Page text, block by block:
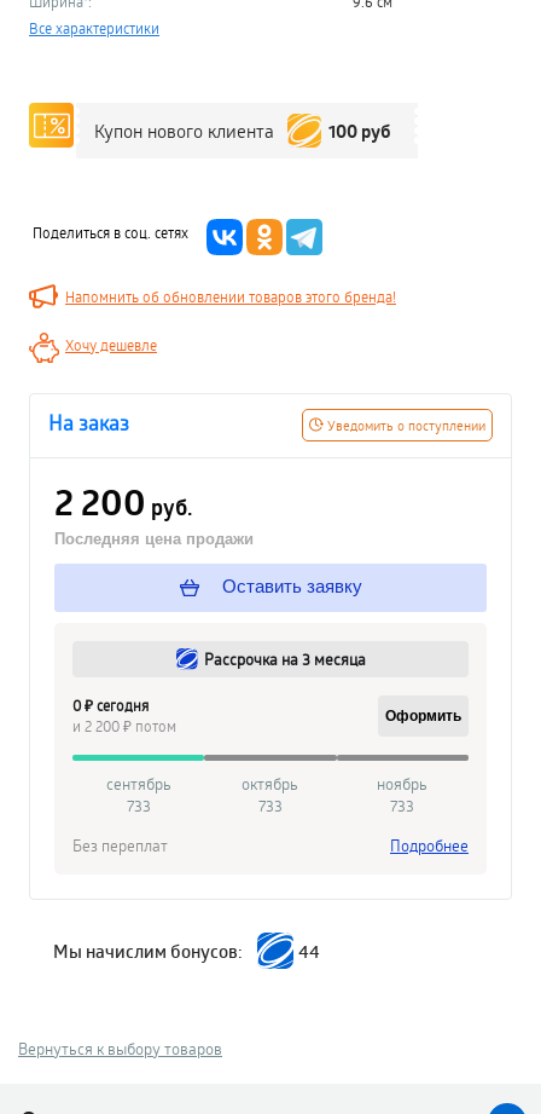
Все характеристики
Купон нового клиента 100 руб
Поделиться в соц. сетях
Напомнить об обновлении товаров этого бренда!
Хочу дешевле
Уведомить о поступлении
На заказ
2 200 руб.
Последняя цена продажи
Оставить заявку
Рассрочка на 3 месяца
0 ₽ сегодня
и 2 200 ₽ потом
Оформить
сентябрь
733
октябрь
733
ноябрь
733
Без переплат
Подробнее
Мы начислим бонусов: 44
Вернуться к выбору товаров